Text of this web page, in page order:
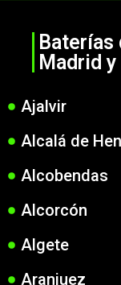
Baterías
Madrid
Ajalvir
Alcalá de
Alcobendas
Alcorcón
Algete
Aranjuez